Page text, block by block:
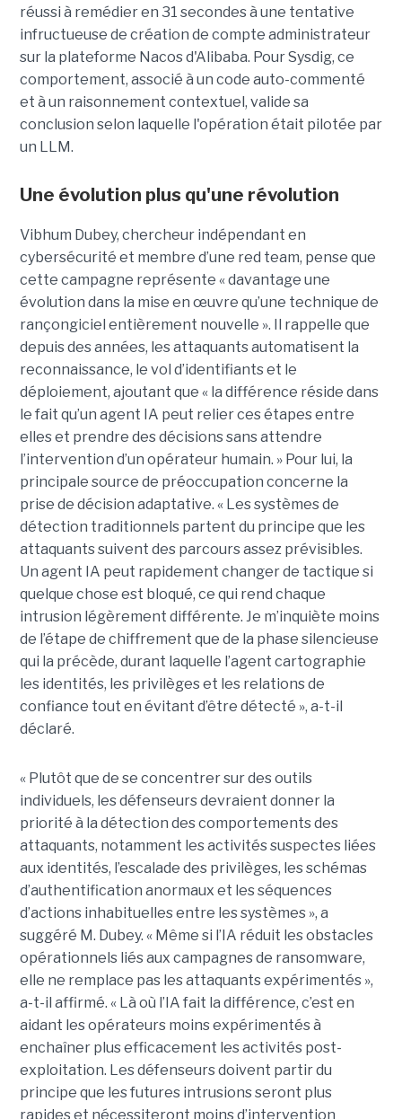
réussi à remédier en 31 secondes à une tentative
infructueuse de création de compte administrateur
sur la plateforme Nacos d'Alibaba. Pour Sysdig, ce
comportement, associé à un code auto-commenté
et à un raisonnement contextuel, valide sa
conclusion selon laquelle l'opération était pilotée par
un LLM.
Une évolution plus qu'une révolution
Vibhum Dubey, chercheur indépendant en
cybersécurité et membre d’une red team, pense que
cette campagne représente « davantage une
évolution dans la mise en œuvre qu’une technique de
rançongiciel entièrement nouvelle ». Il rappelle que
depuis des années, les attaquants automatisent la
reconnaissance, le vol d’identifiants et le
déploiement, ajoutant que « la différence réside dans
le fait qu’un agent IA peut relier ces étapes entre
elles et prendre des décisions sans attendre
l’intervention d’un opérateur humain. » Pour lui, la
principale source de préoccupation concerne la
prise de décision adaptative. « Les systèmes de
détection traditionnels partent du principe que les
attaquants suivent des parcours assez prévisibles.
Un agent IA peut rapidement changer de tactique si
quelque chose est bloqué, ce qui rend chaque
intrusion légèrement différente. Je m’inquiète moins
de l’étape de chiffrement que de la phase silencieuse
qui la précède, durant laquelle l’agent cartographie
les identités, les privilèges et les relations de
confiance tout en évitant d’être détecté », a-t-il
déclaré.
« Plutôt que de se concentrer sur des outils
individuels, les défenseurs devraient donner la
priorité à la détection des comportements des
attaquants, notamment les activités suspectes liées
aux identités, l’escalade des privilèges, les schémas
d’authentification anormaux et les séquences
d’actions inhabituelles entre les systèmes », a
suggéré M. Dubey. « Même si l’IA réduit les obstacles
opérationnels liés aux campagnes de ransomware,
elle ne remplace pas les attaquants expérimentés »,
a-t-il affirmé. « Là où l’IA fait la différence, c’est en
aidant les opérateurs moins expérimentés à
enchaîner plus efficacement les activités post-
exploitation. Les défenseurs doivent partir du
principe que les futures intrusions seront plus
rapides et nécessiteront moins d’intervention